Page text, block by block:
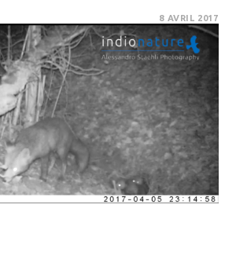
8 AVRIL 2017